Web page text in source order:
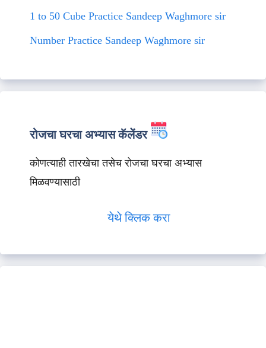
1 to 50 Cube Practice Sandeep Waghmore sir
Number Practice Sandeep Waghmore sir
रोजचा घरचा अभ्यास कॅलेंडर
कोणत्याही तारखेचा तसेच रोजचा घरचा अभ्यास
मिळवण्यासाठी
येथे क्लिक करा